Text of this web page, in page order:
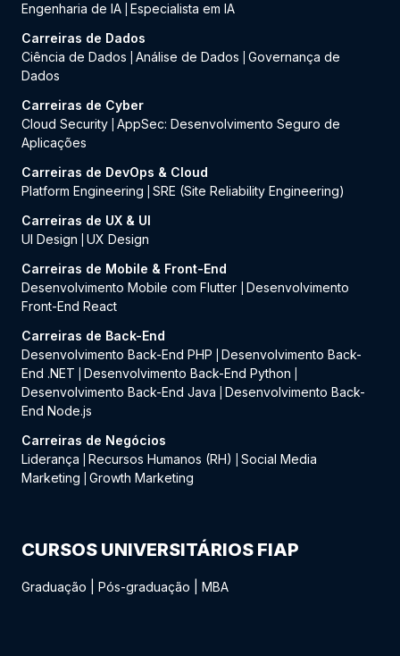
Engenharia de IA Especialista em IA
Carreiras de Dados
Ciência de Dados
Análise de Dados
Governança de
Dados
Carreiras de Cyber
Cloud Security AppSec: Desenvolvimento Seguro de
Aplicações
Carreiras de DevOps & Cloud
Platform Engineering
SRE (Site Reliability Engineering)
Carreiras de UX & UI
UI Design
UX Design
Carreiras de Mobile & Front-End
Desenvolvimento Mobile com Flutter
Desenvolvimento
Front-End React
Carreiras de Back-End
Desenvolvimento Back-End PHP
Desenvolvimento Back-
End .NET
Desenvolvimento Back-End Python
Desenvolvimento Back-End Java
Desenvolvimento Back-
End Node.js
Carreiras de Negócios
Liderança
Recursos Humanos (RH)
Social Media
Marketing
Growth Marketing
CURSOS UNIVERSITÁRIOS FIAP
Graduação Pós-graduação MBA